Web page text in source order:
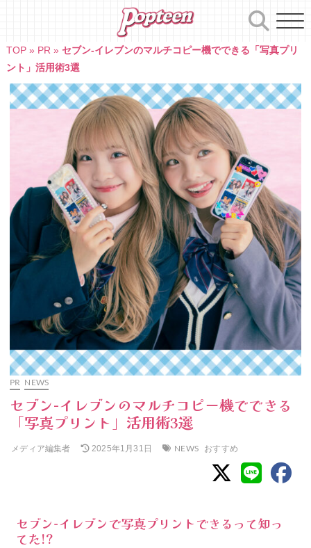
TOP» PR » セブン-イレブンのマルチコピー機でできる「写真プリ
ント」活用術3選
PR NEWS
セブン-イレブンのマルチコピー機でできる
「写真プリント」活用術3選
メディア編集者 2025年1月31日 NEWS おすすめ
セブン‐イレブンで写真プリントできるって知っ
てた!?